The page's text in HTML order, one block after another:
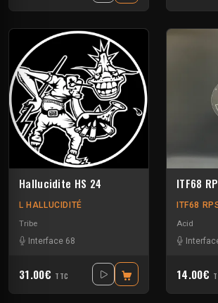
Hallucidite HS 24
L HALLUCIDITÉ
Tribe
Interface 68
31.00€ TTC
ITF68
ITF68
Acid
14.00€